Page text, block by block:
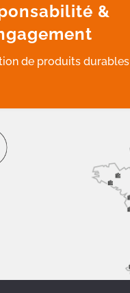
&
de produits durables